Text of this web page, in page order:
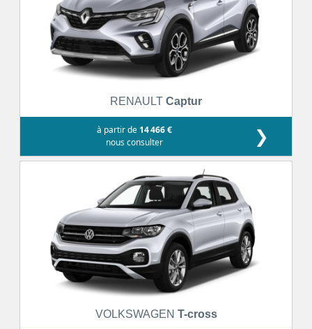
RENAULT Captur
à partir de 14 466 €
nous consulter
❯
VOLKSWAGEN T-cross